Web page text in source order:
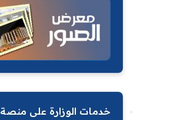
خدمات الوزارة على منصة